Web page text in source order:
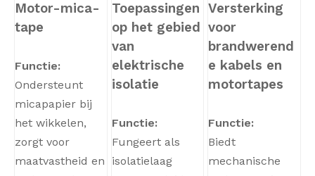
Motor-mica-
tape
Functie:
Ondersteunt
micapapier bij
het wikkelen,
zorgt voor
maatvastheid en
Toepassingen
op het gebied
van
elektrische
isolatie
Functie:
Fungeert als
isolatielaag
Versterking
voor
brandwerend
e kabels en
motortapes
Functie:
Biedt
mechanische